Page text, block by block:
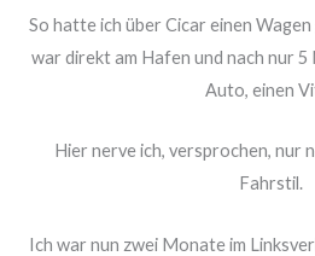
So hatte ich über Cicar einen
war direkt am Hafen und nach nur
Auto, einen
Hier nerve ich, versprochen, nur
Fahrstil.
Ich war nun zwei Monate im